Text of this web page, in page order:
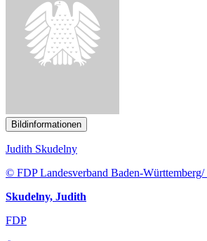
Bildinformationen
Judith Skudelny
© FDP Landesverband Baden-Württemberg/
Skudelny, Judith
FDP